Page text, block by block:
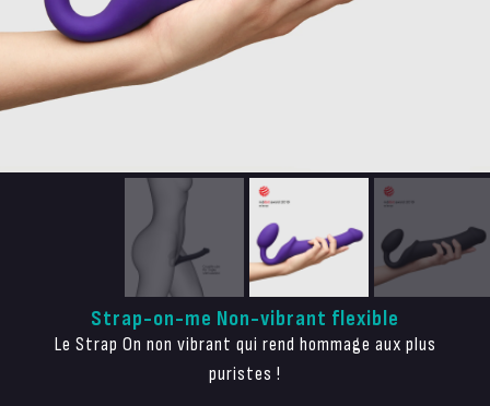
Strap-on-me Non-vibrant flexible
Le Strap On non vibrant qui rend hommage aux plus
puristes !